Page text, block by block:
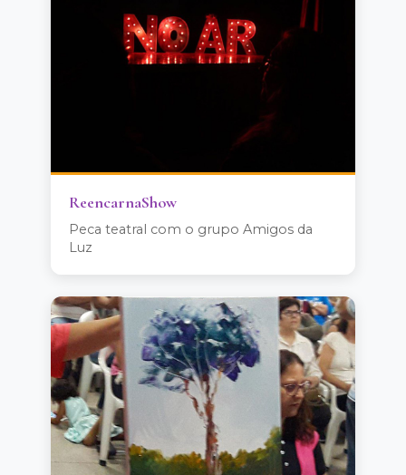
ReencarnaShow
Peca teatral com o grupo Amigos da
Luz